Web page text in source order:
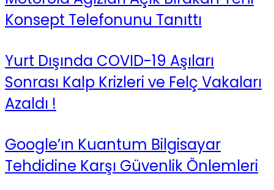
Konsept Telefonunu Tanıttı
Yurt Dışında COVID-19 Aşıları
Sonrası Kalp Krizleri ve Felç Vakaları
Azaldı !
Google’ın Kuantum Bilgisayar
Tehdidine Karşı Güvenlik Önlemleri